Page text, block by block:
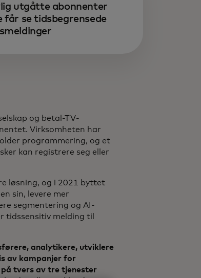
utgåtte abonnenter
får se tidsbegrensede
og betal-TV-
Virksomheten har
programmering, og et
kan registrere seg eller
løsning, og i 2021 byttet
sin, levere mer
segmentering og AI-
tidssensitiv melding til
analytikere, utviklere
av kampanjer for
tvers av tre tjenester